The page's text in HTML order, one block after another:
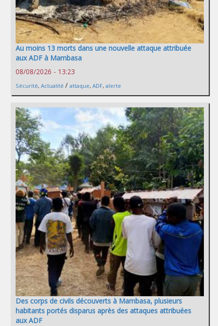
Au moins 13 morts dans une nouvelle attaque attribuée
aux ADF à Mambasa
08/08/2026 - 13:23
Sécurité, Actualité / attaque, ADF, alerte
Des corps de civils découverts à Mambasa, plusieurs
habitants portés disparus après des attaques attribuées
aux ADF